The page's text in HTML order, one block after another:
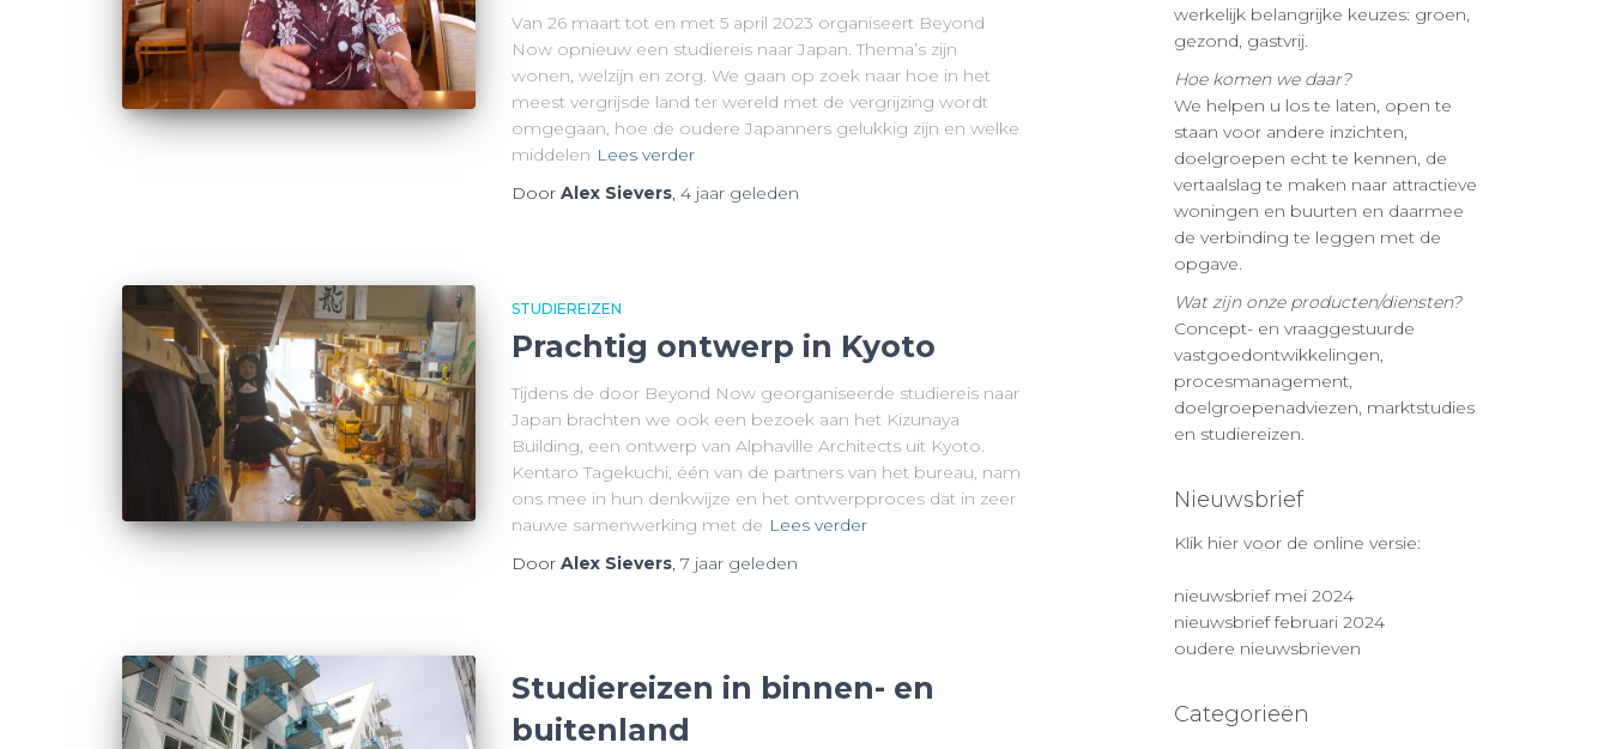
Van 26 maart tot en met 5 april 2023 organiseert Beyond
Now opnieuw een studiereis naar Japan. Thema’s zijn
wonen, welzijn en zorg. We gaan op zoek naar hoe in het
meest vergrijsde land ter wereld met de vergrijzing wordt
omgegaan, hoe de oudere Japanners gelukkig zijn en welke
middelen Lees verder
Door Alex Sievers, 4 jaar geleden
STUDIEREIZEN
Prachtig ontwerp in Kyoto
Tijdens de door Beyond Now georganiseerde studiereis naar
Japan brachten we ook een bezoek aan het Kizunaya
Building, een ontwerp van Alphaville Architects uit Kyoto.
Kentaro Tagekuchi, één van de partners van het bureau, nam
ons mee in hun denkwijze en het ontwerpproces dat in zeer
nauwe samenwerking met de Lees verder
Door Alex Sievers, 7 jaar geleden
Studiereizen in binnen- en
buitenland
werkelijk belangrijke keuzes: groen,
gezond, gastvrij.
Hoe komen we daar?
We helpen u los te laten, open te
staan voor andere inzichten,
doelgroepen echt te kennen, de
vertaalslag te maken naar attractieve
woningen en buurten en daarmee
de verbinding te leggen met de
opgave.
Wat zijn onze producten/diensten?
Concept- en vraaggestuurde
vastgoedontwikkelingen,
procesmanagement,
doelgroepenadviezen, marktstudies
en studiereizen.
Nieuwsbrief
Klik hier voor de online versie:
nieuwsbrief mei 2024
nieuwsbrief februari 2024
oudere nieuwsbrieven
Categorieën